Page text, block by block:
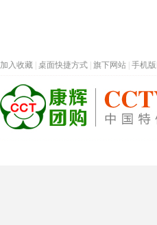
加入收藏 桌面快捷方式 旗下网站 手机